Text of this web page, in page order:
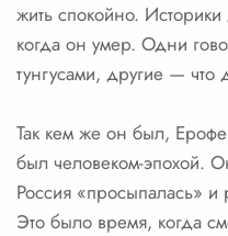
жить спокойно.
когда он умер. Одни
тунгусами, другие — что
Так кем же он был,
был человеком-эпохой.
Россия «просыпалась» и
Это было время, когда